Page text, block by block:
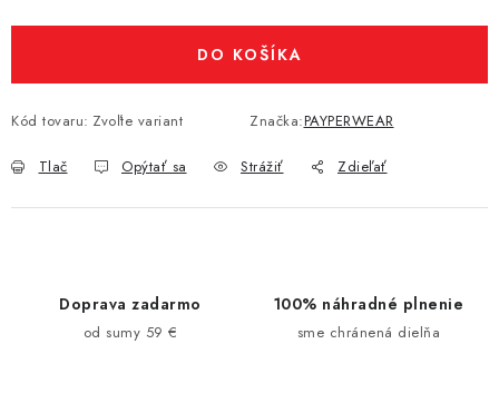
DO KOŠÍKA
Kód tovaru: Zvoľte variant Značka:PAYPERWEAR
Tlač Opýtať sa Strážiť Zdieľať
Doprava zadarmo
od sumy 59 €
100% náhradné plnenie
sme chránená dielňa